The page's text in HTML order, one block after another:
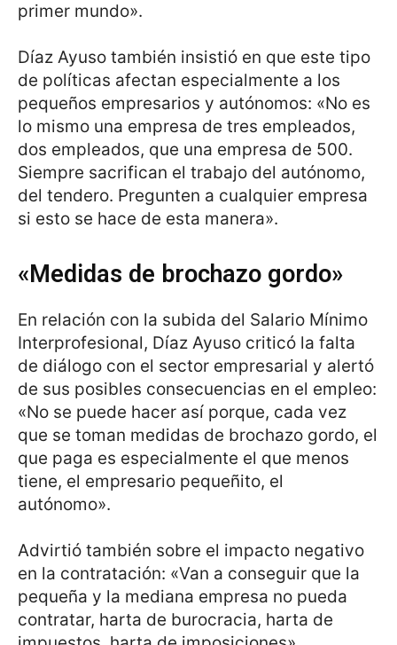
primer mundo».
Díaz Ayuso también insistió en que este tipo
de políticas afectan especialmente a los
pequeños empresarios y autónomos: «No es
lo mismo una empresa de tres empleados,
dos empleados, que una empresa de 500.
Siempre sacrifican el trabajo del autónomo,
del tendero. Pregunten a cualquier empresa
si esto se hace de esta manera».
«Medidas de brochazo gordo»
En relación con la subida del Salario Mínimo
Interprofesional, Díaz Ayuso criticó la falta
de diálogo con el sector empresarial y alertó
de sus posibles consecuencias en el empleo:
«No se puede hacer así porque, cada vez
que se toman medidas de brochazo gordo, el
que paga es especialmente el que menos
tiene, el empresario pequeñito, el
autónomo».
Advirtió también sobre el impacto negativo
en la contratación: «Van a conseguir que la
pequeña y la mediana empresa no pueda
contratar, harta de burocracia, harta de